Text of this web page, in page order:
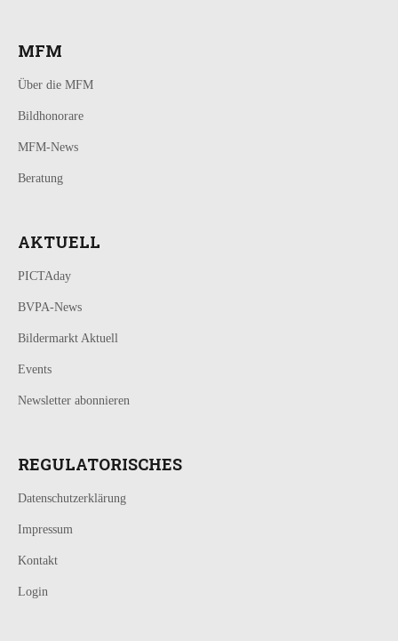
MFM
Über die MFM
Bildhonorare
MFM-News
Beratung
AKTUELL
PICTAday
BVPA-News
Bildermarkt Aktuell
Events
Newsletter abonnieren
REGULATORISCHES
Datenschutzerklärung
Impressum
Kontakt
Login